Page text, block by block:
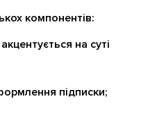
компонентів:
на суті
підписки;